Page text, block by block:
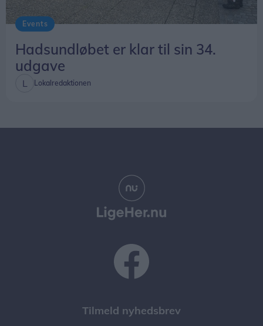
Events
Hadsundløbet er klar til sin 34.
udgave
Lokalredaktionen
Tilmeld nyhedsbrev